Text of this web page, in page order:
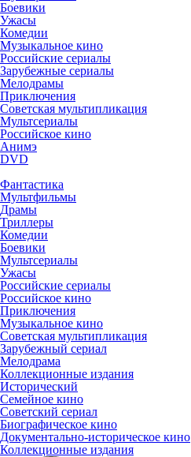
Боевики
Ужасы
Комедии
Музыкальное кино
Российские сериалы
Зарубежные сериалы
Мелодрамы
Приключения
Советская мультипликация
Мультсериалы
Российское кино
Анимэ
DVD
Фантастика
Мультфильмы
Драмы
Триллеры
Комедии
Боевики
Мультсериалы
Ужасы
Российские сериалы
Российское кино
Приключения
Музыкальное кино
Советская мультипликация
Зарубежный сериал
Мелодрама
Коллекционные издания
Исторический
Семейное кино
Советский сериал
Биографическое кино
Документально-историческое кино
Коллекционные издания